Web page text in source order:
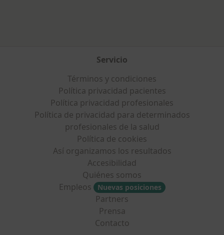
Servicio
Términos y condiciones
Política privacidad pacientes
Política privacidad profesionales
Política de privacidad para determinados
profesionales de la salud
Política de cookies
Así organizamos los resultados
Accesibilidad
Quiénes somos
Empleos
Nuevas posiciones
Partners
Prensa
Contacto